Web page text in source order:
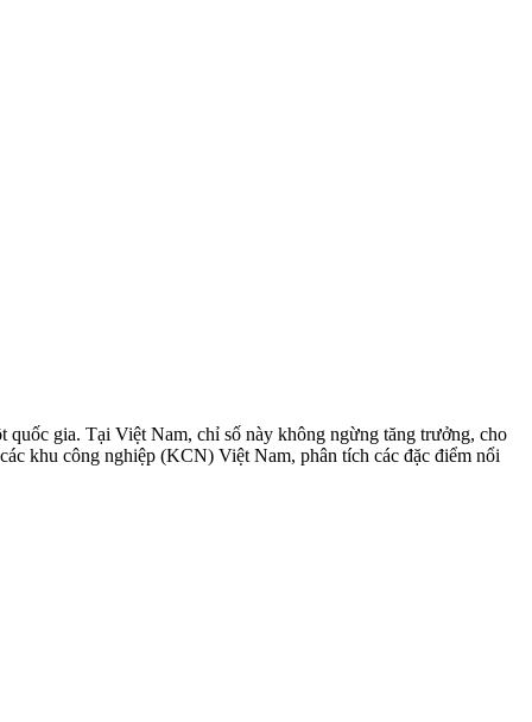
quốc gia. Tại Việt Nam, chỉ số này không ngừng tăng trưởng, cho
khu công nghiệp (KCN) Việt Nam, phân tích các đặc điểm nổi